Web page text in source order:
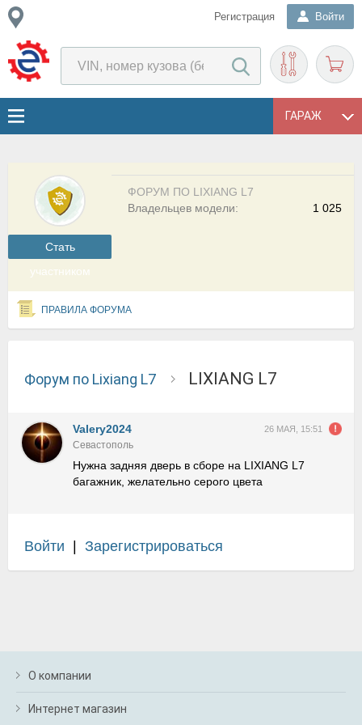
Регистрация Войти
ГАРАЖ
Cтать
участником
ФОРУМ ПО LIXIANG L7
1 025
Владельцев модели:
ПРАВИЛА ФОРУМА
Форум по Lixiang L7 LIXIANG L7
Valery2024 26 МАЯ, 15:51
Севастополь
Нужна задняя дверь в сборе на LIXIANG L7
багажник, желательно серого цвета
Войти Зарегистрироваться
О компании
Интернет магазин